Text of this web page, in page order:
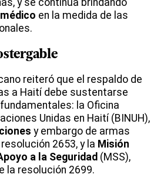
y se continúa brindando
en la medida de las
reiteró que el respaldo de
a Haití debe sustentarse
la Oficina
Unidas en Haití (BINUH),
y embargo de armas
2653, y la Misión
a la Seguridad (MSS),
la resolución 2699.